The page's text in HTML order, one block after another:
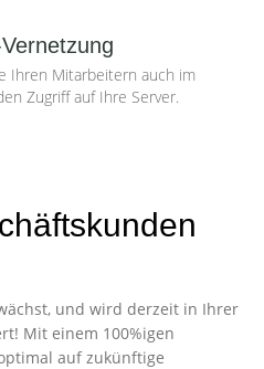
Ihren Mitarbeitern auch im
Zugriff auf Ihre Server.
und wird derzeit in Ihrer
Mit einem 100%igen
auf zukünftige